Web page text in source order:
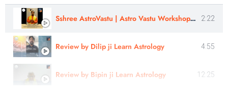
Sshree AstroVastu | Astro Vastu Workshop | Review |Astrologer Rajendra Singh | Uttarakhand 2:22
Review by Dilip ji Learn Astrology 4:55
Review by Bipin ji Learn Astrology 12:25